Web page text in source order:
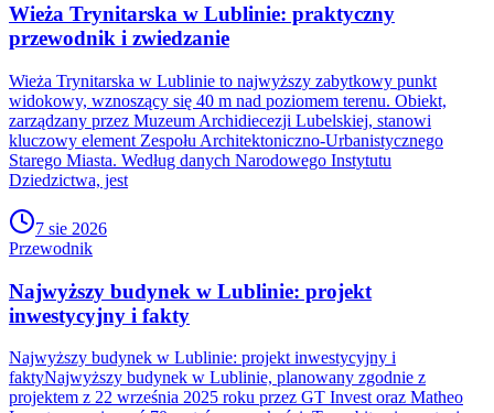
Wieża Trynitarska w Lublinie: praktyczny
przewodnik i zwiedzanie
Wieża Trynitarska w Lublinie to najwyższy zabytkowy punkt
widokowy, wznoszący się 40 m nad poziomem terenu. Obiekt,
zarządzany przez Muzeum Archidiecezji Lubelskiej, stanowi
kluczowy element Zespołu Architektoniczno-Urbanistycznego
Starego Miasta. Według danych Narodowego Instytutu
Dziedzictwa, jest
7 sie 2026
Przewodnik
Najwyższy budynek w Lublinie: projekt
inwestycyjny i fakty
Najwyższy budynek w Lublinie: projekt inwestycyjny i
faktyNajwyższy budynek w Lublinie, planowany zgodnie z
projektem z 22 września 2025 roku przez GT Invest oraz Matheo